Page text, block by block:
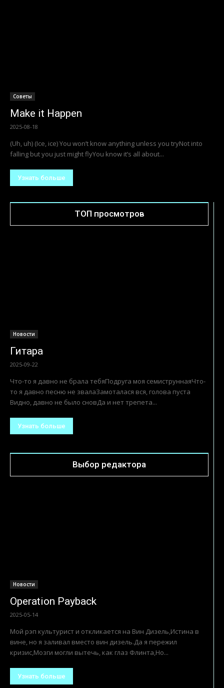
Советы
Make it Happen
2025-08-18
(Uh, uh) (Ice, ice) You won’t know anything unless you tryNot into
falling but you just might flyYou know it’s all about...
Узнать больше
ТОП просмотров
Новости
Гитара
2025-09-22
Что-то я давно не брала тебяПодруга моя семиструннаяЧто-
то я давно песню не звалаЗамоталася вся, голова пуста
Видно, давно не было сновДа и нет трепета...
Узнать больше
Выбор редактора
Новости
Operation Payback
2025-05-14
Мой рэп культурист и откликается на Вин Дизель,Истина в
вине, но я заливал вместо вин дизель.Да я пережил
кризис,Мозги могли вытечь, как глаз Флинта,Но...
Узнать больше